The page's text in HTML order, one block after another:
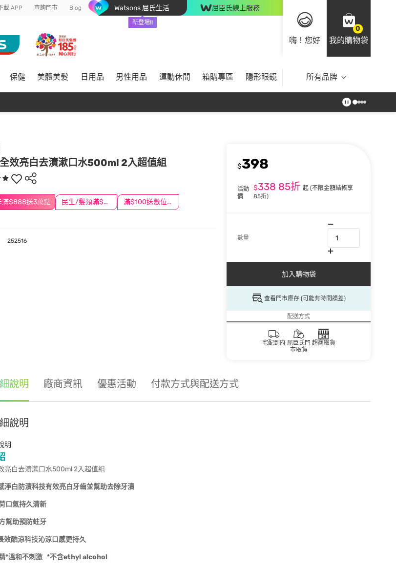
載 APP 查詢門市 Blog Watsons 屈氏生活
新登場!!
屈臣氏線上服務
嗨！您好
0
我的購物袋
保健 美體美髮 日用品 男性用品 運動休閒 箱購專區 隱形眼鏡 所有品牌
效亮白去漬漱口水500ml 2入超值組
滿$888送3萬點 民生/髮類滿$388送舒潔冰巾 滿$100送數位印花
$398
活動
價
$338 85折起(不限金額結帳享
85折)
數量
加入購物袋
查看門市庫存 (可能有時間誤差)
配送方式
宅配到府 屈臣氏門
市取貨
超商取貨
252516
說明 廠商資訊 優惠活動 付款方式與配送方式
說明
明
亮白去漬漱口水500ml 2入超值組
淨白防漬科技有效亮白牙齒並幫助去除牙漬
口氣持久清新
幫助預防蛀牙
效酷涼科技沁涼口感更持久
*溫和不刺激 *不含ethyl alcohol